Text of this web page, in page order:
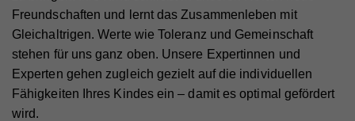
Freundschaften und lernt das Zusammenleben mit
Gleichaltrigen. Werte wie Toleranz und Gemeinschaft
stehen für uns ganz oben. Unsere Expertinnen und
Experten gehen zugleich gezielt auf die individuellen
Fähigkeiten Ihres Kindes ein – damit es optimal gefördert
wird.